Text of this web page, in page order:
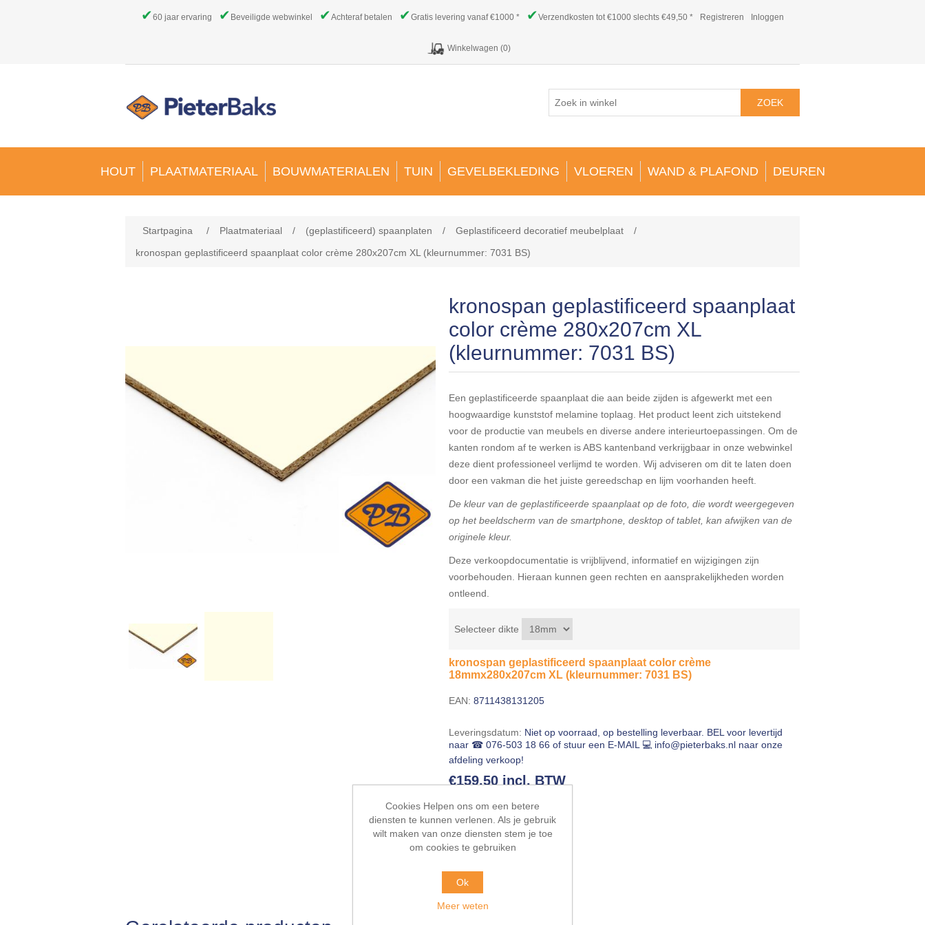
✔60 jaar ervaring ✔ Beveiligde webwinkel ✔Achteraf betalen ✔Gratis levering vanaf €1000 * ✔Verzendkosten tot €1000 slechts €49,50 * Registreren Inloggen
Winkelwagen (0)
ZOEK
HOUT PLAATMATERIAAL BOUWMATERIALEN TUIN GEVELBEKLEDING VLOEREN WAND & PLAFOND DEUREN
Startpagina / Plaatmateriaal / (geplastificeerd) spaanplaten / Geplastificeerd decoratief meubelplaat
/
kronospan geplastificeerd spaanplaat color crème 280x207cm XL (kleurnummer: 7031 BS)
kronospan geplastificeerd spaanplaat
color crème 280x207cm XL
(kleurnummer: 7031 BS)
Een geplastificeerde spaanplaat die aan beide zijden is afgewerkt met een
hoogwaardige kunststof melamine toplaag. Het product leent zich uitstekend
voor de productie van meubels en diverse andere interieurtoepassingen. Om de
kanten rondom af te werken is ABS kantenband verkrijgbaar in onze webwinkel
deze dient professioneel verlijmd te worden. Wij adviseren om dit te laten doen
door een vakman die het juiste gereedschap en lijm voorhanden heeft.
De kleur van de geplastificeerde spaanplaat op de foto, die wordt weergegeven
op het beeldscherm van de smartphone, desktop of tablet, kan afwijken van de
originele kleur.
Deze verkoopdocumentatie is vrijblijvend, informatief en wijzigingen zijn
voorbehouden. Hieraan kunnen geen rechten en aansprakelijkheden worden
ontleend.
Selecteer dikte
kronospan geplastificeerd spaanplaat color crème
18mmx280x207cm XL (kleurnummer: 7031 BS)
EAN: 8711438131205
Leveringsdatum: Niet op voorraad, op bestelling leverbaar. BEL voor levertijd
naar ☎ 076-503 18 66 of stuur een E-MAIL 💻 info@pieterbaks.nl naar onze
afdeling verkoop!
€159,50 incl. BTW
BESTEL NU!
Cookies Helpen ons om een betere
diensten te kunnen verlenen. Als je gebruik
wilt maken van onze diensten stem je toe
om cookies te gebruiken
Ok
Meer weten